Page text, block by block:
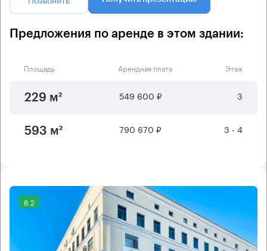
Предложения по аренде в этом здании:
Площадь Арендная плата Этаж
229 м² 549 600 ₽ 3
593 м² 790 670 ₽ 3 - 4
8.2